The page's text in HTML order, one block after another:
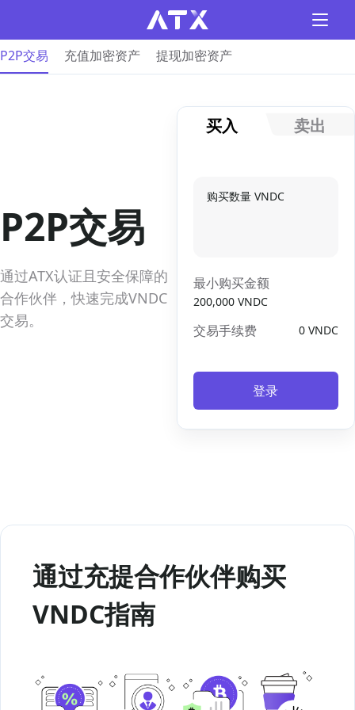
P2P交易 充值加密资产 提现加密资产
P2P交易
通过ATX认证且安全保障的
合作伙伴，快速完成VNDC
交易。
买入 卖出
购买数量 VNDC
最小购买金额
200,000 VNDC
交易手续费 0 VNDC
登录
通过充提合作伙伴购买
VNDC指南